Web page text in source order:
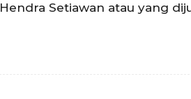
Hendra Setiawan atau yang